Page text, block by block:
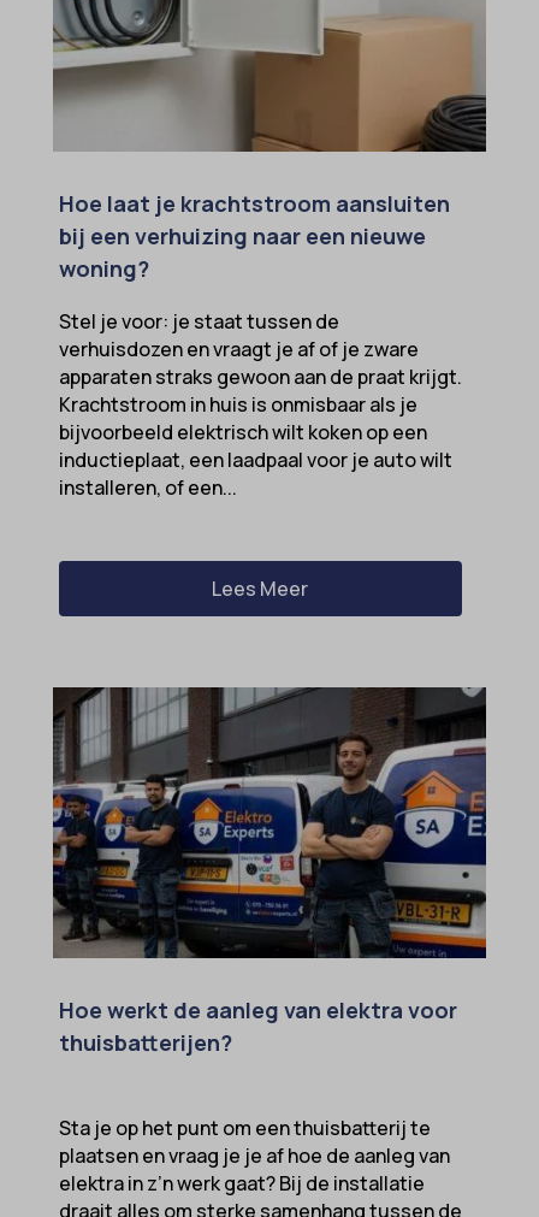
Hoe laat je krachtstroom aansluiten
bij een verhuizing naar een nieuwe
woning?
Stel je voor: je staat tussen de
verhuisdozen en vraagt je af of je zware
apparaten straks gewoon aan de praat krijgt.
Krachtstroom in huis is onmisbaar als je
bijvoorbeeld elektrisch wilt koken op een
inductieplaat, een laadpaal voor je auto wilt
installeren, of een...
Lees Meer
Hoe werkt de aanleg van elektra voor
thuisbatterijen?
Sta je op het punt om een thuisbatterij te
plaatsen en vraag je je af hoe de aanleg van
elektra in z’n werk gaat? Bij de installatie
draait alles om sterke samenhang tussen de